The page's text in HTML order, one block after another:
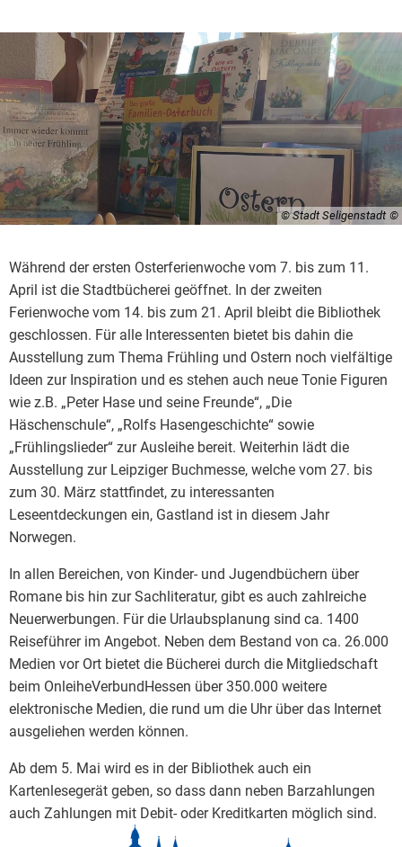
© Stadt Seligenstadt
Während der ersten Osterferienwoche vom 7. bis zum 11.
April ist die Stadtbücherei geöffnet. In der zweiten
Ferienwoche vom 14. bis zum 21. April bleibt die Bibliothek
geschlossen. Für alle Interessenten bietet bis dahin die
Ausstellung zum Thema Frühling und Ostern noch vielfältige
Ideen zur Inspiration und es stehen auch neue Tonie Figuren
wie z.B. „Peter Hase und seine Freunde“, „Die
Häschenschule“, „Rolfs Hasengeschichte“ sowie
„Frühlingslieder“ zur Ausleihe bereit. Weiterhin lädt die
Ausstellung zur Leipziger Buchmesse, welche vom 27. bis
zum 30. März stattfindet, zu interessanten
Leseentdeckungen ein, Gastland ist in diesem Jahr
Norwegen.
In allen Bereichen, von Kinder- und Jugendbüchern über
Romane bis hin zur Sachliteratur, gibt es auch zahlreiche
Neuerwerbungen. Für die Urlaubsplanung sind ca. 1400
Reiseführer im Angebot. Neben dem Bestand von ca. 26.000
Medien vor Ort bietet die Bücherei durch die Mitgliedschaft
beim OnleiheVerbundHessen über 350.000 weitere
elektronische Medien, die rund um die Uhr über das Internet
ausgeliehen werden können.
Ab dem 5. Mai wird es in der Bibliothek auch ein
Kartenlesegerät geben, so dass dann neben Barzahlungen
auch Zahlungen mit Debit- oder Kreditkarten möglich sind.